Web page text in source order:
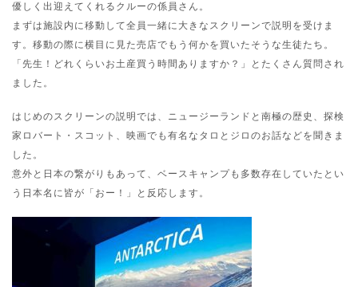
優しく出迎えてくれるクルーの係員さん。
まずは施設内に移動して全員一緒に大きなスクリーンで説明を受けま
す。移動の際に横目に見た売店でもう何かを買いたそうな生徒たち。
「先生！どれくらいお土産買う時間ありますか？」とたくさん質問され
ました。
はじめのスクリーンの説明では、ニュージーランドと南極の歴史、探検
家ロバート・スコット、映画でも有名なタロとジロのお話などを聞きま
した。
意外と日本の繋がりもあって、ベースキャンプも多数存在していたとい
う日本名に皆が「おー！」と反応します。